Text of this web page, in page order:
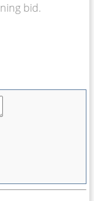
bid.